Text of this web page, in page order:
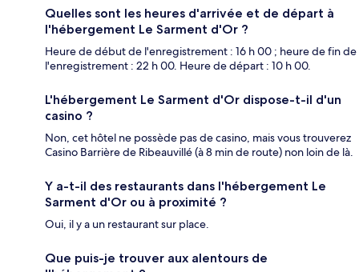
Quelles sont les heures d'arrivée et de départ à
l'hébergement Le Sarment d'Or ?
Heure de début de l'enregistrement : 16 h 00 ; heure de fin de
l'enregistrement : 22 h 00. Heure de départ : 10 h 00.
L'hébergement Le Sarment d'Or dispose-t-il d'un
casino ?
Non, cet hôtel ne possède pas de casino, mais vous trouverez
Casino Barrière de Ribeauvillé (à 8 min de route) non loin de là.
Y a-t-il des restaurants dans l'hébergement Le
Sarment d'Or ou à proximité ?
Oui, il y a un restaurant sur place.
Que puis-je trouver aux alentours de